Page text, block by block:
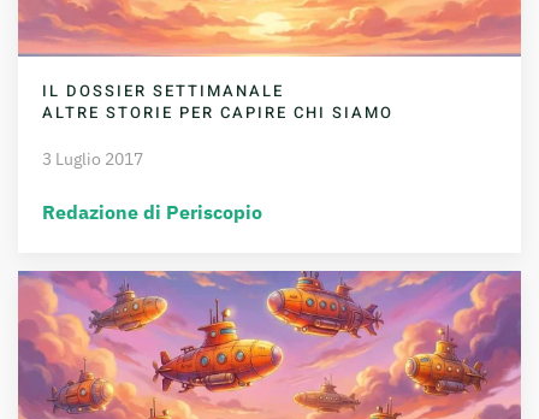
IL DOSSIER SETTIMANALE
ALTRE STORIE PER CAPIRE CHI SIAMO
3 Luglio 2017
Redazione di Periscopio